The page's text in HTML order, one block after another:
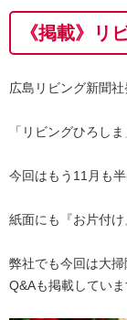
《掲載》リ
広島リビング新聞
「リビングひろし
今回はもう11月も半
紙面にも『お片付け
弊社でも今回は大
Q&Aも掲載していま